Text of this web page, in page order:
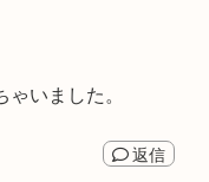
いました。
返信